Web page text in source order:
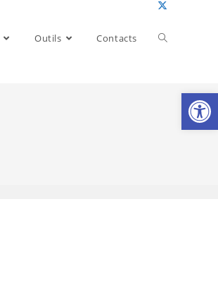
Outils Contacts Toggle
website